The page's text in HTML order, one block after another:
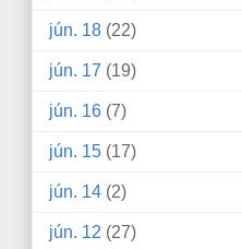
jún. 18 (22)
jún. 17 (19)
jún. 16 (7)
jún. 15 (17)
jún. 14 (2)
jún. 12 (27)